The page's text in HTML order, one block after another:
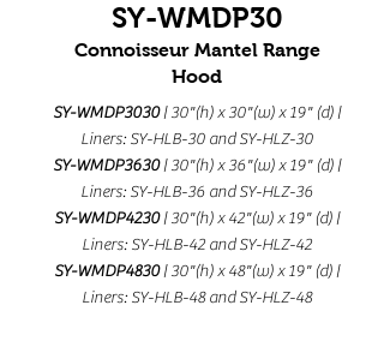
SY-WMDP30
Connoisseur Mantel Range
Hood
SY-WMDP3030| 30"(h) x 30"(w) x 19" (d) |
Liners: SY-HLB-30 and SY-HLZ-30
SY-WMDP3630| 30"(h) x 36"(w) x 19" (d) |
Liners: SY-HLB-36 and SY-HLZ-36
SY-WMDP4230| 30"(h) x 42"(w) x 19" (d) |
Liners: SY-HLB-42 and SY-HLZ-42
SY-WMDP4830| 30"(h) x 48"(w) x 19" (d) |
Liners: SY-HLB-48 and SY-HLZ-48